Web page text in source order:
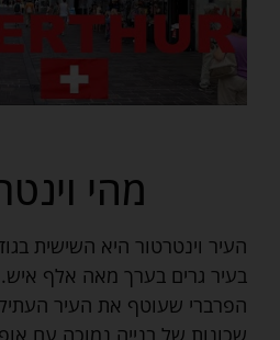
מהי
העיר וינטרטור היא השישית
בעיר גרים בערך מאה אלף
הפרברי שעוטף את העיר
שכונות של בנייה נמוכה עם